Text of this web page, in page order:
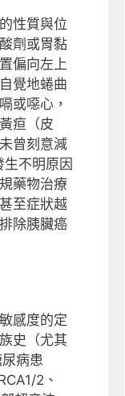
性質與位
劑或胃黏
偏向左上
覺地蜷曲
或噁心，
疸（皮
曾刻意減
不明原因
藥物治療
至症狀越
除胰臟癌
感度的定
史（尤其
病患
2、